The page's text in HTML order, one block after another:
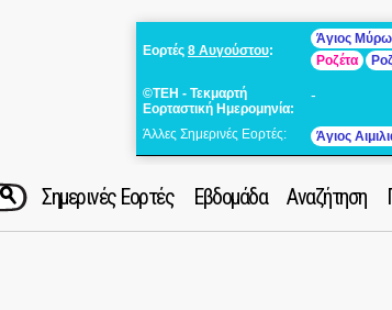
Εορτές 8 Αυγούστου:
Άγιος
Ροζέτα
©ΤΕΗ - Τεκμαρτή
Εορταστική Ημερομηνία:
-
Άλλες Σημερινές Εορτές: Άγιος
Σημερινές Εορτές Εβδομάδα Αναζήτηση